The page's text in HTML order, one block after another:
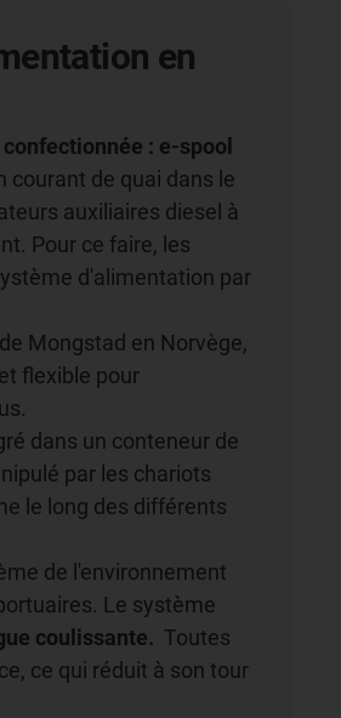
en
: e-spool
courant de quai dans le
auxiliaires diesel à
Pour ce faire, les
d'alimentation par
Mongstad en Norvège,
flexible pour
dans un conteneur de
par les chariots
le long des différents
de l'environnement
Le système
coulissante. Toutes
ce qui réduit à son tour